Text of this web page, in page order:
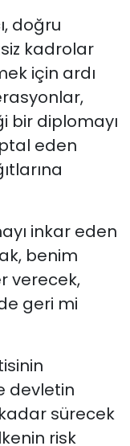
doğru
kadrolar
için ardı
bir diplomayı
eden
inkar eden
benim
verecek,
geri mi
devletin
sürecek
risk